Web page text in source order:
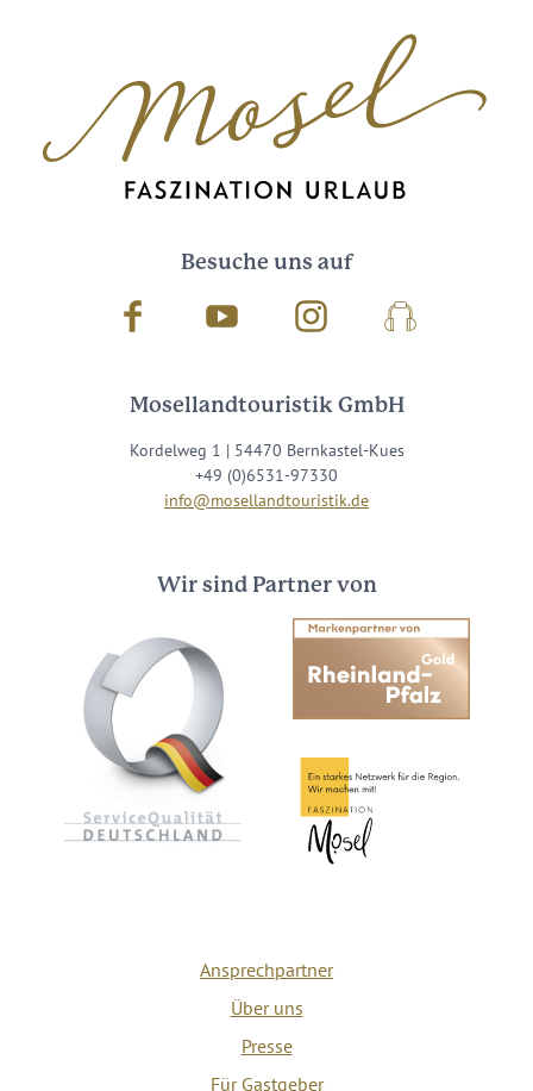
Besuche uns auf
Facebook Youtube InstagramPodcast
Mosellandtouristik GmbH
Kordelweg 1 | 54470 Bernkastel-Kues
+49 (0)6531-97330
info@mosellandtouristik.de
Wir sind Partner von
Ansprechpartner
Über uns
Presse
Für Gastgeber